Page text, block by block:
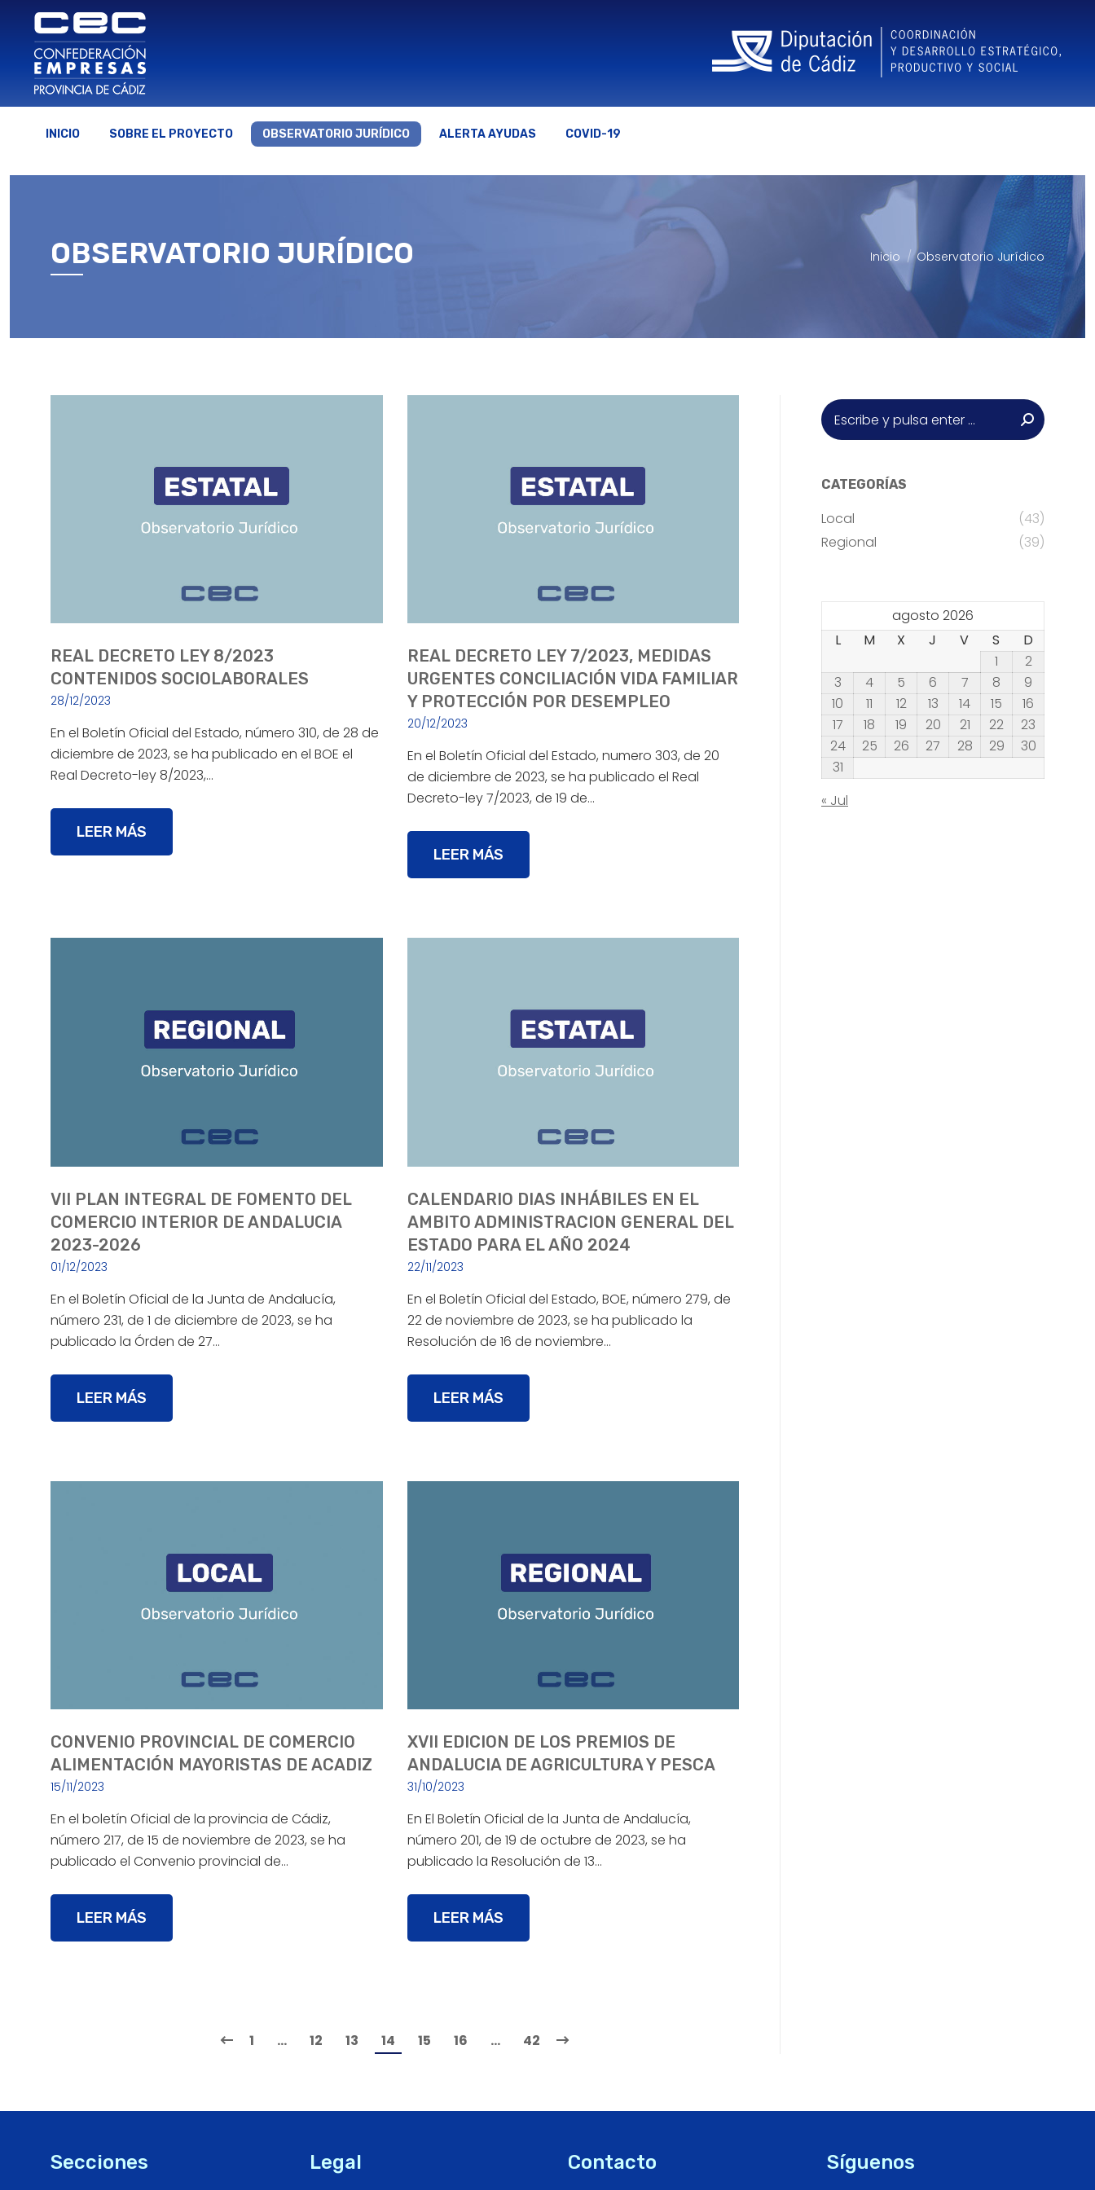
INICIO SOBRE EL PROYECTO OBSERVATORIO JURÍDICO ALERTA AYUDAS COVID-19
OBSERVATORIO JURÍDICO
Estás aquí: Inicio Observatorio Jurídico
REAL DECRETO LEY 8/2023
CONTENIDOS SOCIOLABORALES
28/12/2023
En el Boletín Oficial del Estado, número 310, de 28 de
diciembre de 2023, se ha publicado en el BOE el
Real Decreto-ley 8/2023,…
LEER MÁS
REAL DECRETO LEY 7/2023, MEDIDAS
URGENTES CONCILIACIÓN VIDA FAMILIAR
Y PROTECCIÓN POR DESEMPLEO
20/12/2023
En el Boletín Oficial del Estado, numero 303, de 20
de diciembre de 2023, se ha publicado el Real
Decreto-ley 7/2023, de 19 de…
LEER MÁS
VII PLAN INTEGRAL DE FOMENTO DEL
COMERCIO INTERIOR DE ANDALUCIA
2023-2026
01/12/2023
En el Boletín Oficial de la Junta de Andalucía,
número 231, de 1 de diciembre de 2023, se ha
publicado la Órden de 27…
LEER MÁS
CALENDARIO DIAS INHÁBILES EN EL
AMBITO ADMINISTRACION GENERAL DEL
ESTADO PARA EL AÑO 2024
22/11/2023
En el Boletín Oficial del Estado, BOE, número 279, de
22 de noviembre de 2023, se ha publicado la
Resolución de 16 de noviembre…
LEER MÁS
CONVENIO PROVINCIAL DE COMERCIO
ALIMENTACIÓN MAYORISTAS DE ACADIZ
15/11/2023
En el boletín Oficial de la provincia de Cádiz,
número 217, de 15 de noviembre de 2023, se ha
publicado el Convenio provincial de…
LEER MÁS
XVII EDICION DE LOS PREMIOS DE
ANDALUCIA DE AGRICULTURA Y PESCA
31/10/2023
En El Boletín Oficial de la Junta de Andalucía,
número 201, de 19 de octubre de 2023, se ha
publicado la Resolución de 13…
LEER MÁS
1 … 12 13 14 15 16 … 42
Buscar:
CATEGORÍAS
Local
(43)
Regional
(39)
agosto 2026
L
M X J V S
D
1
2
3
4 5 6 7 8
9
10
11 12 13 14 15
16
17
18 19 20 21 22
23
24
25 26 27 28 29
30
31
« Jul
Secciones Legal Contacto Síguenos